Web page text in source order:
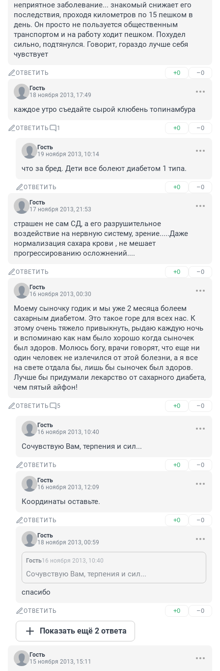
неприятное заболевание... знакомый снижает его
последствия, проходя километров по 15 пешком в
день. Он просто не пользуется общественным
транспортом и на работу ходит пешком. Похудел
сильно, подтянулся. Говорит, гораздо лучше себя
чувствует
ОТВЕТИТЬ +0 –0
Гость
18 ноября 2013, 17:49
каждое утро съедайте сырой клюбень топинамбура
ОТВЕТИТЬ 1 +0 –0
Гость
19 ноября 2013, 10:14
что за бред. Дети все болеют диабетом 1 типа.
ОТВЕТИТЬ +0 –0
Гость
17 ноября 2013, 21:53
страшен не сам СД, а его разрушительное
воздействие на нервную систему, зрение.....Даже
нормализация сахара крови , не мешает
прогрессированию осложнений....
ОТВЕТИТЬ +0 –0
Гость
16 ноября 2013, 00:30
Моему сыночку годик и мы уже 2 месяца болеем
сахарным диабетом. Это такое горе для всех нас. К
этому очень тяжело привыкнуть, рыдаю каждую ночь
и вспоминаю как нам было хорошо когда сыночек
был здоров. Молюсь богу, врачи говорят, что еще ни
один человек не излечился от этой болезни, а я все
на свете отдала бы, лишь бы сыночек был здоров.
Лучше бы придумали лекарство от сахарного диабета,
чем пятый айфон!
ОТВЕТИТЬ 5 +0 –0
Гость
16 ноября 2013, 10:40
Сочувствую Вам, терпения и сил...
ОТВЕТИТЬ +0 –0
Гость
16 ноября 2013, 12:09
Координаты оставьте.
ОТВЕТИТЬ +0 –0
Гость
18 ноября 2013, 00:59
Гость16 ноября 2013, 10:40
Сочувствую Вам, терпения и сил...
спасибо
ОТВЕТИТЬ +0 –0
Показать ещё 2 ответа
Гость
15 ноября 2013, 15:11